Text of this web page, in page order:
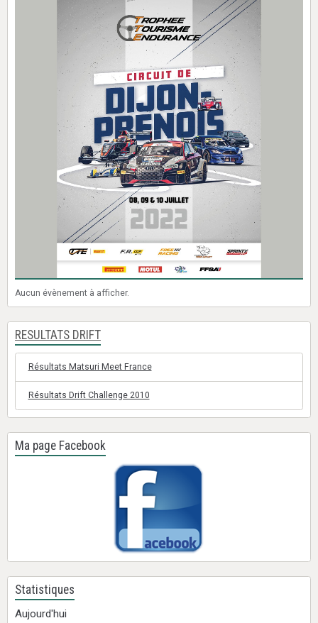
Aucun évènement à afficher.
RESULTATS DRIFT
Résultats Matsuri Meet France
Résultats Drift Challenge 2010
Ma page Facebook
Statistiques
Aujourd'hui